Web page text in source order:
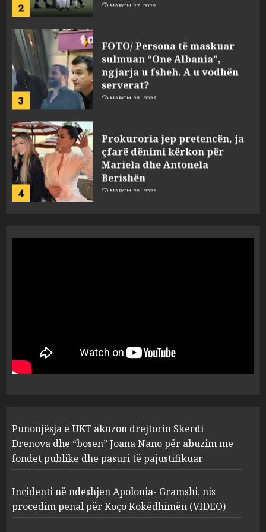
2 MARCH 27, 2025
3
FOTO/ Persona të maskuar
sulmuan “One Albania”,
ngjarja u fsheh. A u vodhën
serverat?
MARCH 25, 2025
4
Prokuroria jep pretencën, ja
çfarë dënimi kërkon për
Mariela dhe Antonela
Berishën
MARCH 25, 2025
1
“bosen” Joana Nano për
abuzim me fondet publike dhe
pasuri të pajustifikuar
2
Apolonia- Gramshi, nis
procedim penal për Koço
Kokëdhimën (VIDEO)
MARCH 27, 2025
FOTO/ Persona të maskuar
sulmuan “One Albania”,
Punonjësja e UKT akuzon drejtorin Skerdi
Drenova dhe “bosen” Joana Nano për abuzim me
fondet publike dhe pasuri të pajustifikuar
Incidenti në ndeshjen Apolonia- Gramshi, nis
procedim penal për Koço Kokëdhimën (VIDEO)